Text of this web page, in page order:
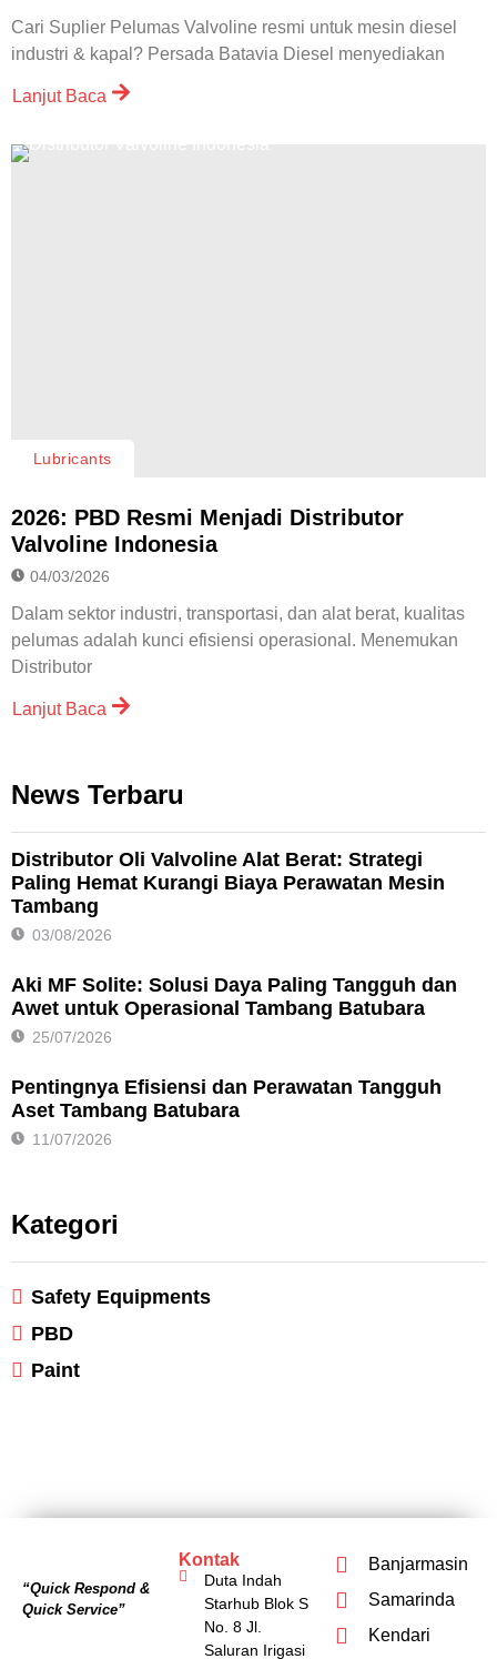
Cari Suplier Pelumas Valvoline resmi untuk mesin diesel
industri & kapal? Persada Batavia Diesel menyediakan
Lanjut Baca
Lubricants
2026: PBD Resmi Menjadi Distributor
Valvoline Indonesia
04/03/2026
Dalam sektor industri, transportasi, dan alat berat, kualitas
pelumas adalah kunci efisiensi operasional. Menemukan
Distributor
Lanjut Baca
News Terbaru
Distributor Oli Valvoline Alat Berat: Strategi
Paling Hemat Kurangi Biaya Perawatan Mesin
Tambang
03/08/2026
Aki MF Solite: Solusi Daya Paling Tangguh dan
Awet untuk Operasional Tambang Batubara
25/07/2026
Pentingnya Efisiensi dan Perawatan Tangguh
Aset Tambang Batubara
11/07/2026
Kategori
Safety Equipments
PBD
Paint
“Quick Respond &
Quick Service”
Kontak
Duta Indah
Starhub Blok S
No. 8 Jl.
Saluran Irigasi
Banjarmasin
Samarinda
Kendari